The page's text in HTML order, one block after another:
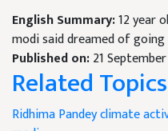
English Summary:12 year
modi said dreamed of
Published on:21
Related Topics
Ridhima Pandeyclimate